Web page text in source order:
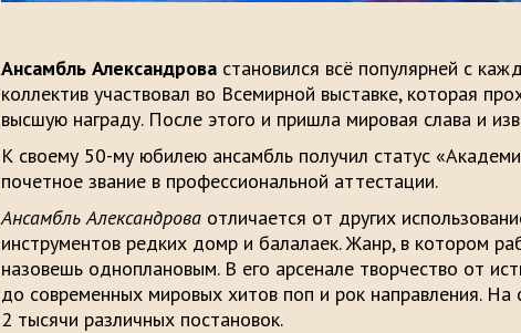
Ансамбль Александрова становился всё популярней с
коллектив участвовал во Всемирной выставке, которая
высшую награду. После этого и пришла мировая слава и
К своему 50-му юбилею ансамбль получил статус
почетное звание в профессиональной аттестации.
Ансамбль Александрова отличается от других
инструментов редких домр и балалаек. Жанр, в котором
назовешь одноплановым. В его арсенале творчество от
до современных мировых хитов поп и рок направления. На
2 тысячи различных постановок.